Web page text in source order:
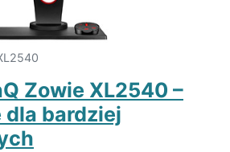
Zowie XL2540 –
dla bardziej